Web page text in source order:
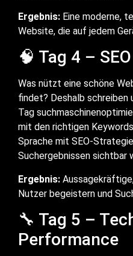
Ergebnis: Eine moderne,
Website, die auf jedem
🧠 Tag 4 –
Was nützt eine schöne
findet? Deshalb schreiben
Tag
mit den richtigen
Sprache mit SEO-
Suchergebnissen sichtbar
Ergebnis:
Nutzer begeistern und
🔧 Tag 5 –
Performance